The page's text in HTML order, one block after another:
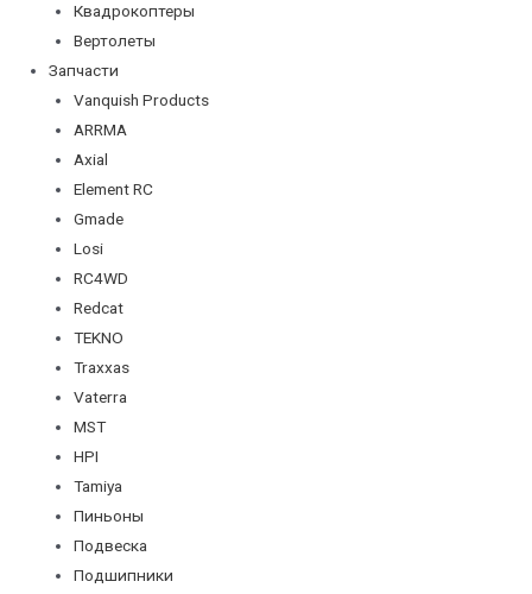
Квадрокоптеры
Вертолеты
Запчасти
Vanquish Products
ARRMA
Axial
Element RC
Gmade
Losi
RC4WD
Redcat
TEKNO
Traxxas
Vaterra
MST
HPI
Tamiya
Пиньоны
Подвеска
Подшипники